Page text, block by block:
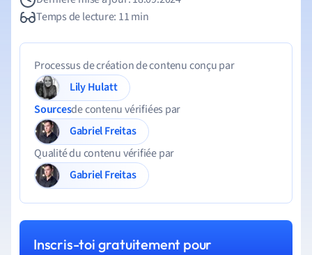
Temps de lecture: 11 min
Processus de création de contenu conçu par
Lily Hulatt
Sourcesde contenu vérifiées par
Gabriel Freitas
Qualité du contenu vérifiée par
Gabriel Freitas
Inscris-toi gratuitement pour